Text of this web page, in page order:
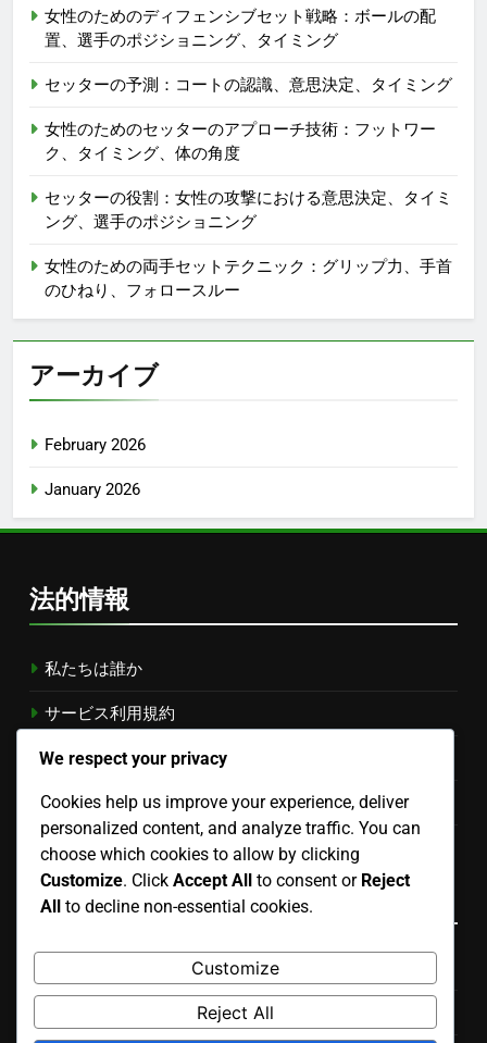
女性のためのディフェンシブセット戦略：ボールの配
置、選手のポジショニング、タイミング
セッターの予測：コートの認識、意思決定、タイミング
女性のためのセッターのアプローチ技術：フットワー
ク、タイミング、体の角度
セッターの役割：女性の攻撃における意思決定、タイミ
ング、選手のポジショニング
女性のための両手セットテクニック：グリップ力、手首
のひねり、フォロースルー
アーカイブ
February 2026
January 2026
法的情報
私たちは誰か
サービス利用規約
連絡先
データ保護方針
クッキーポリシー
カテゴリ
女性のためのセットテクニック
女性のための戦略を設定する
We respect your privacy
Cookies help us improve your experience, deliver
personalized content, and analyze traffic. You can
choose which cookies to allow by clicking
Customize. Click Accept All to consent or Reject
All to decline non-essential cookies.
Customize
Reject All